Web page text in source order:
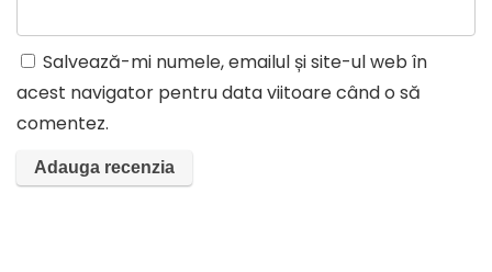
Salvează-mi numele, emailul și site-ul web în
acest navigator pentru data viitoare când o să
comentez.